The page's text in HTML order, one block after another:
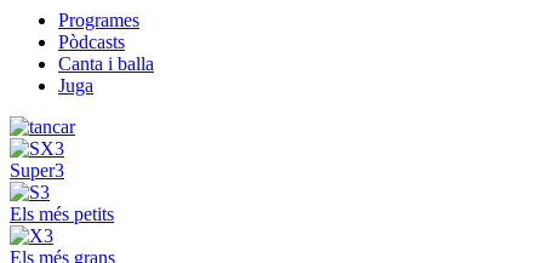
Programes
Pòdcasts
Canta i balla
Juga
Super3
Els més petits
Els més grans